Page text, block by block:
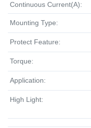
Continuous Current(A):
Mounting Type:
Protect Feature:
Torque:
Application:
High Light: